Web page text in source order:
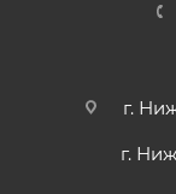
г.
г.